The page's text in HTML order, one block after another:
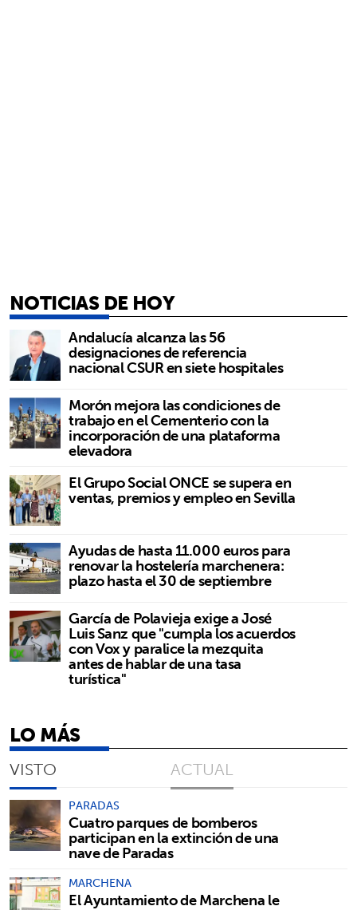
NOTICIAS DE HOY
Andalucía alcanza las 56
designaciones de referencia
nacional CSUR en siete hospitales
Morón mejora las condiciones de
trabajo en el Cementerio con la
incorporación de una plataforma
elevadora
El Grupo Social ONCE se supera en
ventas, premios y empleo en Sevilla
Ayudas de hasta 11.000 euros para
renovar la hostelería marchenera:
plazo hasta el 30 de septiembre
García de Polavieja exige a José
Luis Sanz que "cumpla los acuerdos
con Vox y paralice la mezquita
antes de hablar de una tasa
turística"
LO MÁS
VISTO ACTUAL
PARADAS
Cuatro parques de bomberos
participan en la extinción de una
nave de Paradas
MARCHENA
El Ayuntamiento de Marchena le